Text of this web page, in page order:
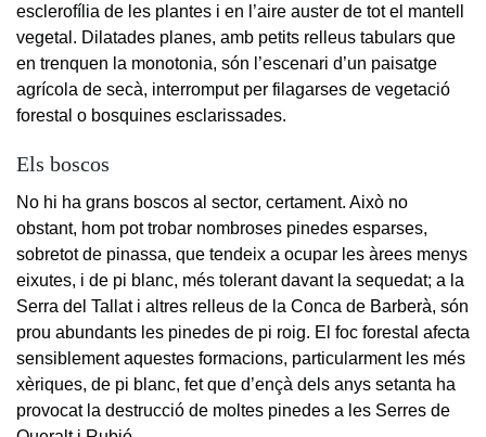
esclerofília de les plantes i en l’aire auster de tot el mantell
vegetal. Dilatades planes, amb petits relleus tabulars que
en trenquen la monotonia, són l’escenari d’un paisatge
agrícola de secà, interromput per filagarses de vegetació
forestal o bosquines esclarissades.
Els boscos
No hi ha grans boscos al sector, certament. Això no
obstant, hom pot trobar nombroses pinedes esparses,
sobretot de pinassa, que tendeix a ocupar les àrees menys
eixutes, i de pi blanc, més tolerant davant la sequedat; a la
Serra del Tallat i altres relleus de la Conca de Barberà, són
prou abundants les pinedes de pi roig. El foc forestal afecta
sensiblement aquestes formacions, particularment les més
xèriques, de pi blanc, fet que d’ençà dels anys setanta ha
provocat la destrucció de moltes pinedes a les Serres de